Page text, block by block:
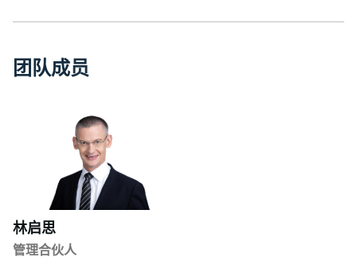
团队成员
林启思
管理合伙人